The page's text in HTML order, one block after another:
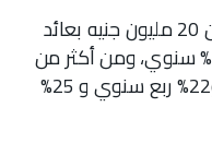
ومن 10 ملايين جنيه وحتى أقل من 20 مليون جنيه بعائد
17% شهري، و19% ربع سنوي، 20% سنوي، ومن أكثر من
20 مليون جنيه عائد 20% شهري و22% ربع سنوي و 25%